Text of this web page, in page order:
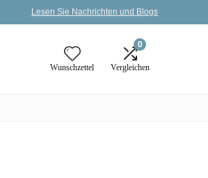
Lesen Sie Nachrichten und Blogs
Wunschzettel
0
Vergleichen